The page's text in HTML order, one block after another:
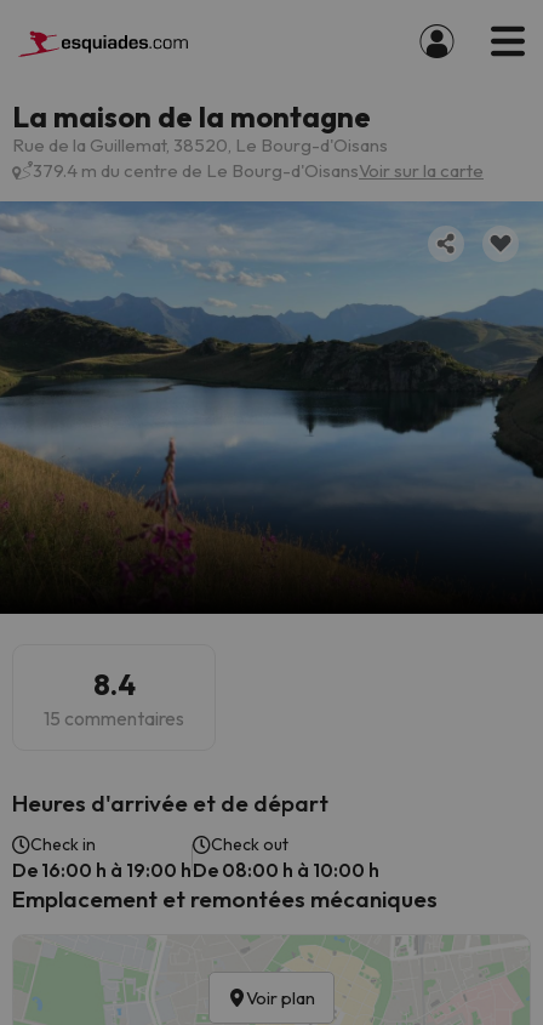
La maison de la montagne
Rue de la Guillemat, 38520, Le Bourg-d'Oisans
379.4 m du centre de Le Bourg-d'OisansVoir sur la carte
8.4
15 commentaires
Heures d'arrivée et de départ
Check in
De 16:00 h à 19:00 h
Check out
De 08:00 h à 10:00 h
Emplacement et remontées mécaniques
Voir plan